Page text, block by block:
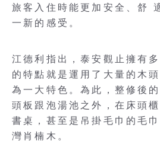
旅客入住時能更加安全、舒
一新的感受。
江德利指出，泰安觀止擁有
的特點就是運用了大量的木
為一大特色。為此，整修後
頭板跟泡湯池之外，在床頭
書桌，甚至是吊掛毛巾的毛
灣肖楠木。